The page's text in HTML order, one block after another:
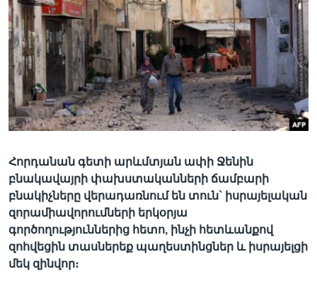
Լեզուներ
Հորդանան գետի արևմտյան ափի Ջենին
բնակավայրի փախստականների ճամբարի
բնակիչները վերադառնում են տուն` իսրայելական
զորամիավորումների երկօրյա
գործողություններից հետո, ինչի հետևանքով
զոհվեցին տասներեք պաղեստինցներ և իսրայելցի
մեկ զինվոր։